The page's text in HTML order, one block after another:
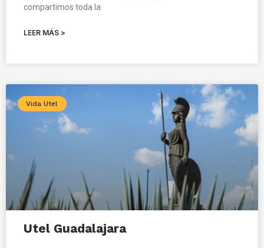
compartimos toda la
LEER MÁS >
Vida Utel
Utel Guadalajara